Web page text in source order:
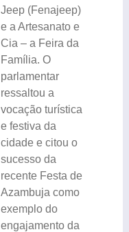
Jeep (Fenajeep)
e a Artesanato e
Cia – a Feira da
Família. O
parlamentar
ressaltou a
vocação turística
e festiva da
cidade e citou o
sucesso da
recente Festa de
Azambuja como
exemplo do
engajamento da